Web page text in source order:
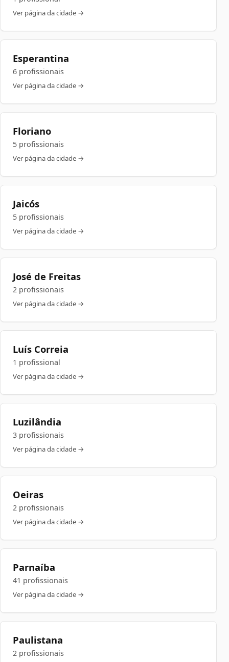
Ver página da cidade →
Esperantina
6 profissionais
Ver página da cidade →
Floriano
5 profissionais
Ver página da cidade →
Jaicós
5 profissionais
Ver página da cidade →
José de Freitas
2 profissionais
Ver página da cidade →
Luís Correia
1 profissional
Ver página da cidade →
Luzilândia
3 profissionais
Ver página da cidade →
Oeiras
2 profissionais
Ver página da cidade →
Parnaíba
41 profissionais
Ver página da cidade →
Paulistana
2 profissionais